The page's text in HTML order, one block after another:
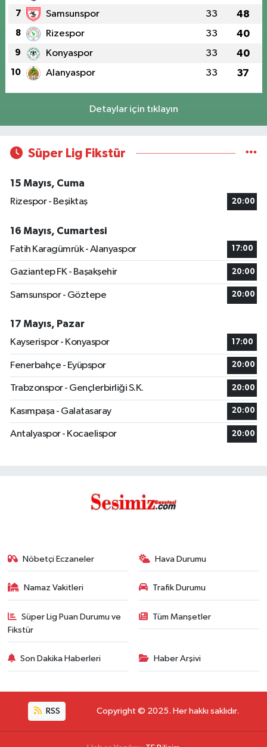
7 Samsunspor 33 48
8 Rizespor 33 40
9 Konyaspor 33 40
10 Alanyaspor 33 37
Detaylar için tıklayın
Süper Lig Fikstür
15 Mayıs, Cuma
Rizespor - Beşiktaş
20:00
16 Mayıs, Cumartesi
Fatih Karagümrük - Alanyaspor
17:00
Gaziantep FK - Başakşehir 20:00
Samsunspor - Göztepe 20:00
17 Mayıs, Pazar
Kayserispor - Konyaspor
17:00
Fenerbahçe - Eyüpspor 20:00
Trabzonspor - Gençlerbirliği S.K. 20:00
Kasımpaşa - Galatasaray 20:00
Antalyaspor - Kocaelispor 20:00
Nöbetçi Eczaneler Hava Durumu
Namaz Vakitleri Trafik Durumu
Süper Lig Puan Durumu ve
Fikstür
Tüm Manşetler
Son Dakika Haberleri Haber Arşivi
RSS Copyright © 2025. Her hakkı saklıdır.